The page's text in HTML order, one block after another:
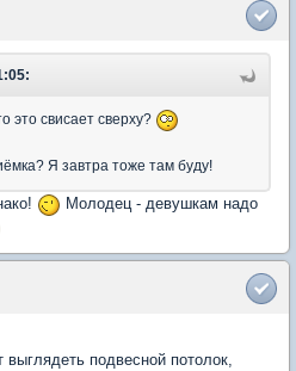
это свисает сверху?
Я завтра тоже там буду!
Молодец - девушкам надо
выглядеть подвесной потолок,